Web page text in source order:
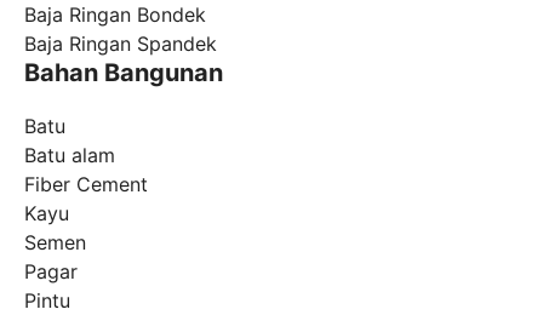
Baja Ringan Bondek
Baja Ringan Spandek
Bahan Bangunan
Batu
Batu alam
Fiber Cement
Kayu
Semen
Pagar
Pintu